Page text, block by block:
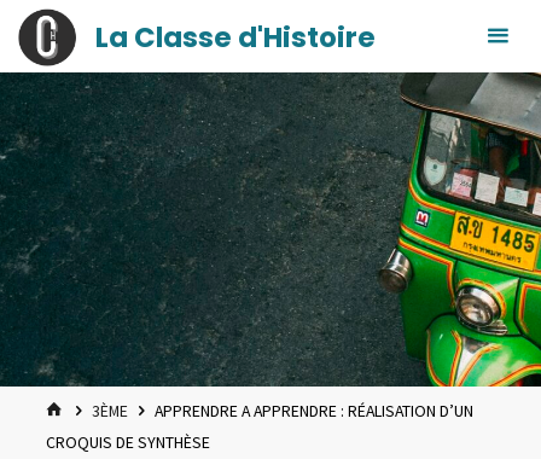
Skip
content
principal
La Classe d'Histoire
HOME3ÈME
APPRENDRE A APPRENDRE : RÉALISATION D’UN
CROQUIS DE SYNTHÈSE